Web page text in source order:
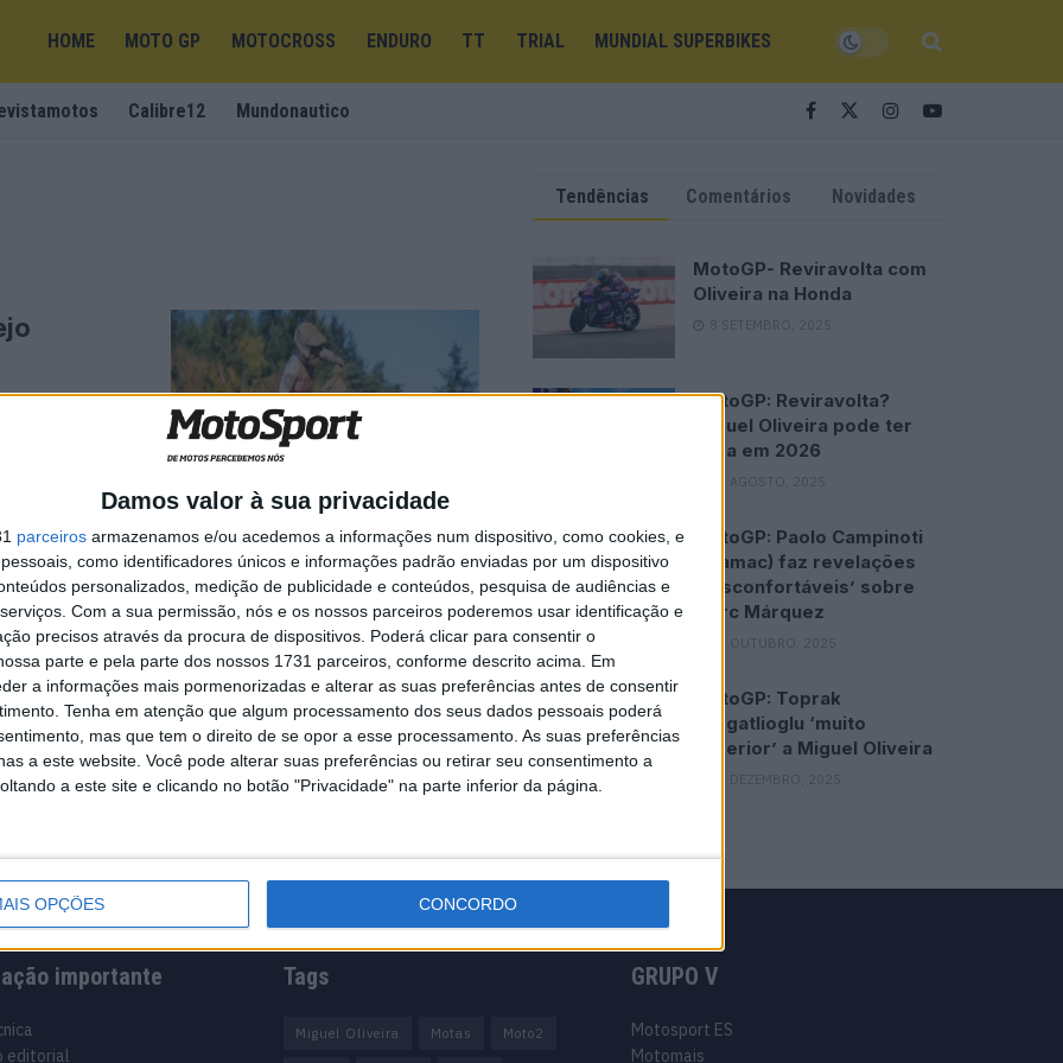
Damos valor à sua privacidade
parceiros armazenamos e/ou acedemos a informações num dispositivo, como cookies, e
como identificadores únicos e informações padrão enviadas por um dispositivo
personalizados, medição de publicidade e conteúdos, pesquisa de audiências e
Com a sua permissão, nós e os nossos parceiros poderemos usar identificação e
precisos através da procura de dispositivos. Poderá clicar para consentir o
parte e pela parte dos nossos 1731 parceiros, conforme descrito acima. Em
a informações mais pormenorizadas e alterar as suas preferências antes de consentir
Tenha em atenção que algum processamento dos seus dados pessoais poderá
mas que tem o direito de se opor a esse processamento. As suas preferências
a este website. Você pode alterar suas preferências ou retirar seu consentimento a
a este site e clicando no botão "Privacidade" na parte inferior da página.
OPÇÕES CONCORDO
HOME MOTO GP MOTOCROSS ENDURO TT TRIAL MUNDIAL SUPERBIKES
Calibre12 Mundonautico
fim-de-
em
Sérgio
na lista de
Tendências Comentários Novidades
MotoGP- Reviravolta com
Oliveira na Honda
8 SETEMBRO, 2025
MotoGP: Reviravolta?
Miguel Oliveira pode ter
vaga em 2026
28 AGOSTO, 2025
MotoGP: Paolo Campinoti
(Pramac) faz revelações
‘desconfortáveis’ sobre
Marc Márquez
16 OUTUBRO, 2025
MotoGP: Toprak
Razgatlioglu ‘muito
superior’ a Miguel Oliveira
importante
editorial
Tags
Miguel Oliveira Motas Moto2
GRUPO V
Motosport ES
Motomais